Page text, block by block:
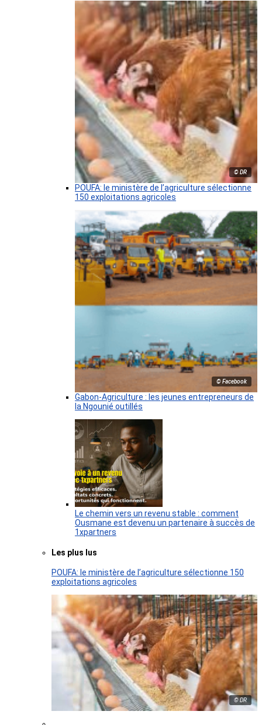
© DR
POUFA: le ministère de l’agriculture sélectionne
150 exploitations agricoles
© Facebook
Gabon-Agriculture : les jeunes entrepreneurs de
la Ngounié outillés
Le chemin vers un revenu stable : comment
Ousmane est devenu un partenaire à succès de
1xpartners
Les plus lus
POUFA: le ministère de l’agriculture sélectionne 150
exploitations agricoles
© DR